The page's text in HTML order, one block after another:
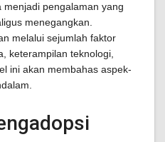
pengalaman yang
menegangkan.
melalui sejumlah faktor
keterampilan teknologi,
ini akan membahas aspek-